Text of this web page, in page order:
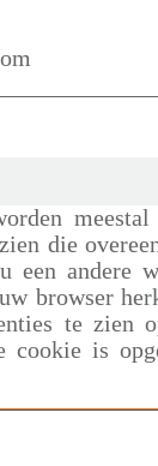
die
een andere
browser
te zien
cookie is